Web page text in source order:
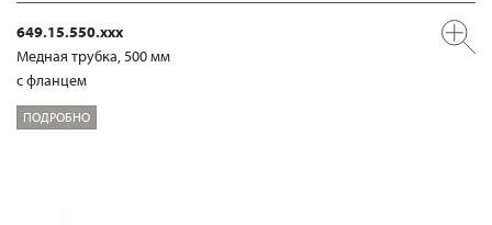
649.15.550.xxx
Медная трубка, 500 мм
с фланцем
ПОДРОБНО